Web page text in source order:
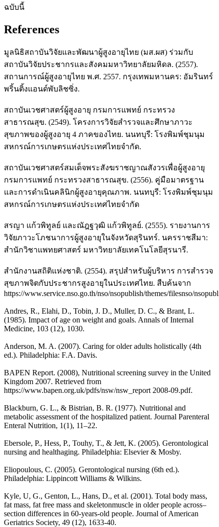
ฉบับนี้
References
มูลนิธิสถาบันวิจัยและพัฒนาผู้สูงอายุไทย (มส.ผส) ร่วมกับ
สถาบันวิจัยประชากรและสังคมมหาวิทยาลัยมหิดล. (2557).
สถานการณ์ผู้สูงอายุไทย พ.ศ. 2557. กรุงเทพมหานคร: อัมรินทร์
พริ้นติ้งแอนด์พับลิชซิ่ง.
สถาบันเวชศาสตร์ผู้สูงอายุ กรมการแพทย์ กระทรวง
สาธารณสุข. (2549). โครงการวิจัยสำรวจและศึกษาภาวะ
สุขภาพของผู้สูงอายุ 4 ภาคของไทย. นนทบุรี: โรงพิมพ์ชุมนุม
สหกรณ์การเกษตรแห่งประเทศไทยจำกัด.
สถาบันเวชศาสตร์สมเด็จพระสังฆราชญาณสังวรเพื่อผู้สูงอายุ
กรมการแพทย์ กระทรวงสาธารณสุข. (2556). คู่มือมาตรฐาน
และการดำเนินคลินิกผู้สูงอายุคุณภาพ. นนทบุรี: โรงพิมพ์ชุมนุม
สหกรณ์การเกษตรแห่งประเทศไทยจำกัด
สรญา แก้วพิทูลย์ และณัฎฐวุฒิ แก้วพิทูลย์. (2555). รายงานการ
วิจัยภาวะโภชนาการผู้สูงอายุในจังหวัดสุรินทร์. นครราชสีมา:
สำนักวิชาแพทยศาสตร์ มหาวิทยาลัยเทคโนโลยีสุรนารี.
สำนักงานสถิติแห่งชาติ. (2554). สรุปสำหรับผู้บริหาร การสำรวจ
สุขภาพจิตกับประชากรสูงอายุในประเทศไทย. สืบค้นจาก
https://www.service.nso.go.th/nso/nsopublish/themes/filesnso/
Andres, R., Elahi, D., Tobin, J. D., Muller, D. C., & Brant, L.
(1985). Impact of age on weight and goals. Annals of Internal
Medicine, 103 (12), 1030.
Anderson, M. A. (2007). Caring for older adults holistically (4th
ed.). Philadelphia: F.A. Davis.
BAPEN Report. (2008), Nutritional screening survey in the United
Kingdom 2007. Retrieved from
https://www.bapen.org.uk/pdfs/nsw/nsw_report 2008-09.pdf.
Blackburn, G. L., & Bistrian, B. R. (1977). Nutritional and
metabolic assessment of the hospitalized patient. Journal Parenteral
Enteral Nutrition, 1(1), 11–22.
Ebersole, P., Hess, P., Touhy, T., & Jett, K. (2005). Gerontological
nursing and healthaging. Philadelphia: Elsevier & Mosby.
Eliopoulous, C. (2005). Gerontological nursing (6th ed.).
Philadelphia: Lippincott Williams & Wilkins.
Kyle, U, G., Genton, L., Hans, D., et al. (2001). Total body mass,
fat mass, fat free mass and skeletonmuscle in older people across–
section differences in 60-years-old people. Journal of American
Geriatrics Society, 49 (12), 1633-40.